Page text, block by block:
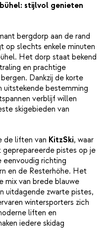
stijlvol genieten
bergdorp aan de rand
op slechts enkele minuten
Het dorp staat bekend
en prachtige
Dankzij de korte
uitstekende bestemming
verblijf willen
skigebieden van
de liften van KitzSki, waar
pistes op je
eenvoudig richting
en de Resterhöhe. Het
mix van brede blauwe
uitdagende zwarte pistes,
wintersporters zich
liften en
iedere skidag